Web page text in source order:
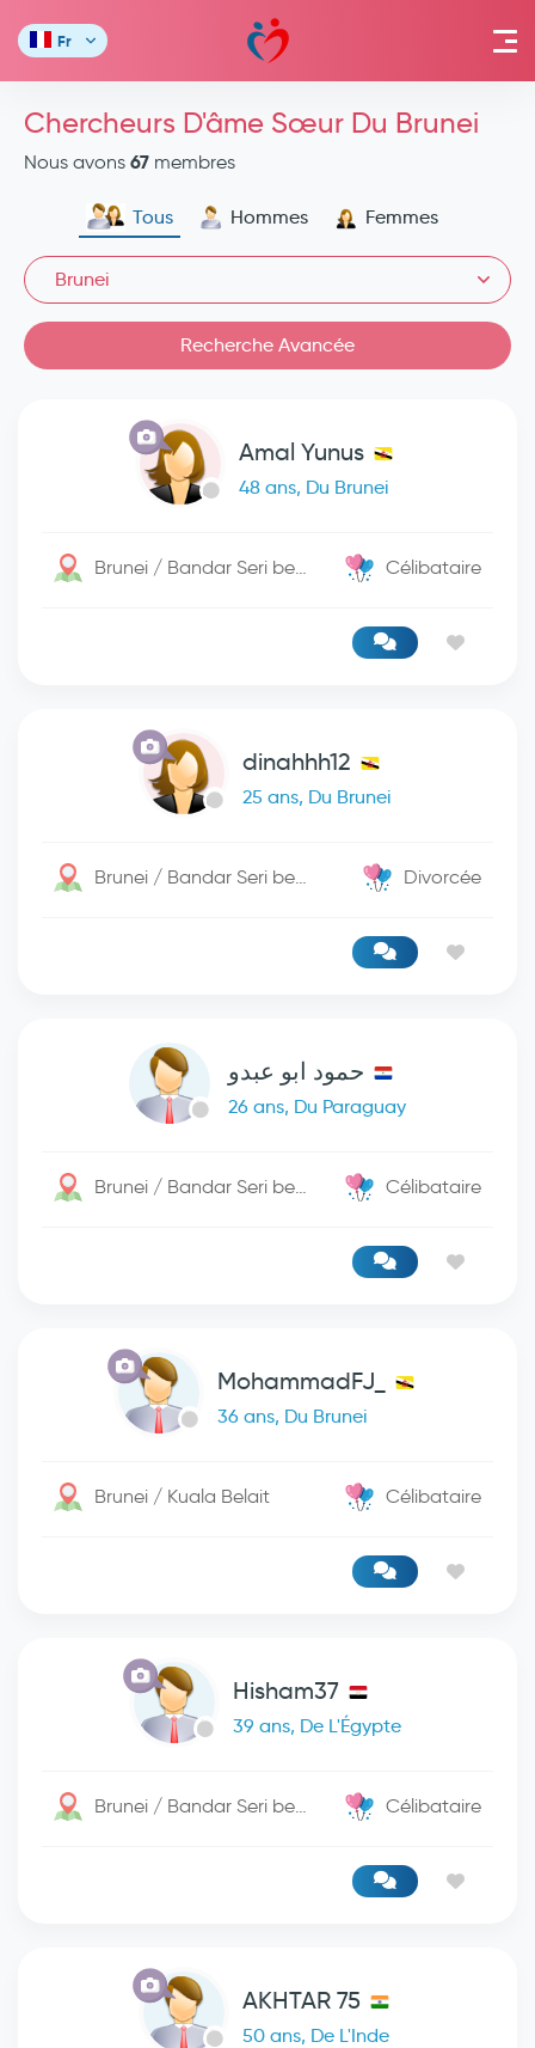
Fr
Chercheurs D'âme Sœur Du Brunei
Nous avons 67 membres
Tous Hommes Femmes
Brunei
Recherche Avancée
Amal Yunus
48 ans, Du Brunei
Brunei / Bandar Seri begwan Célibataire
dinahhh12
25 ans, Du Brunei
Brunei / Bandar Seri begwan Divorcée
حمود ابو عبدو
26 ans, Du Paraguay
Brunei / Bandar Seri begwan Célibataire
MohammadFJ_
36 ans, Du Brunei
Brunei / Kuala Belait Célibataire
Hisham37
39 ans, De L'Égypte
Brunei / Bandar Seri begwan Célibataire
AKHTAR 75
50 ans, De L'Inde